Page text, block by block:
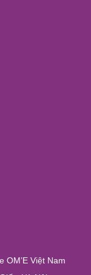
OM’E Việt Nam